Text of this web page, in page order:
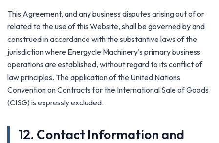
This Agreement, and any business disputes arising out of or
related to the use of this Website, shall be governed by and
construed in accordance with the substantive laws of the
jurisdiction where Energycle Machinery’s primary business
operations are established, without regard to its conflict of
law principles. The application of the United Nations
Convention on Contracts for the International Sale of Goods
(CISG) is expressly excluded.
12. Contact Information and